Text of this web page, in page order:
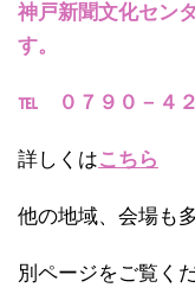
神戸新聞文化セ
す。
℡ ０７９０－４２
詳しくはこちら
他の地域、会場も
別ページをご覧く